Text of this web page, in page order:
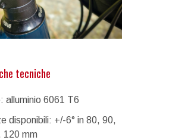
tecniche
alluminio 6061 T6
disponibili: +/-6° in 80, 90,
120 mm